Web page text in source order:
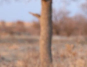
Sağlık
Siyaset